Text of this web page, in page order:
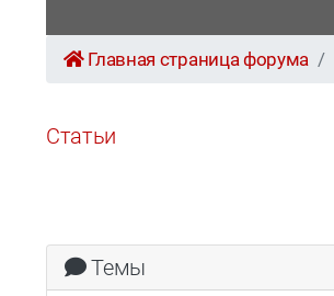
Главная страница форума
Статьи
Темы